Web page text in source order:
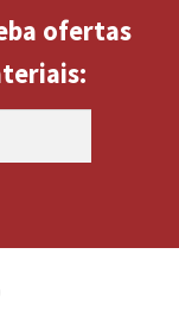
ofertas